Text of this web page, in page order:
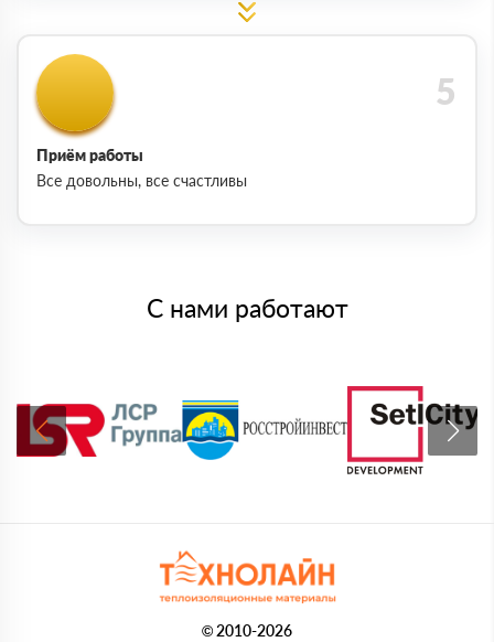
Приём работы
Все довольны, все счастливы
С нами работают
© 2010-2026